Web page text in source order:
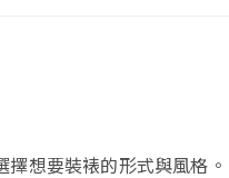
想要裝裱的形式與風格。